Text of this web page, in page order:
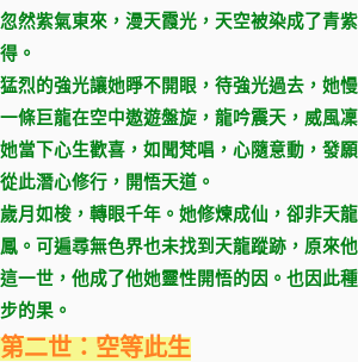
忽然紫氣東來，漫天霞光，天空被染成了青
得。
猛烈的強光讓她睜不開眼，待強光過去，她
一條巨龍在空中遨遊盤旋，龍吟震天，威風凜
她當下心生歡喜，如聞梵唱，心隨意動，發
從此潛心修行，開悟天道。
歲月如梭，轉眼千年。她修煉成仙，卻非天
鳳。可遍尋無色界也未找到天龍蹤跡，原來
這一世，他成了他她靈性開悟的因。也因此
步的果。
第二世：空等此生